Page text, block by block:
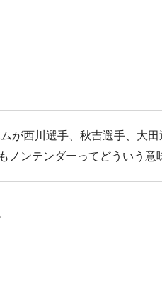
が西川選手、秋吉選手、大
ノンテンダーってどういう意